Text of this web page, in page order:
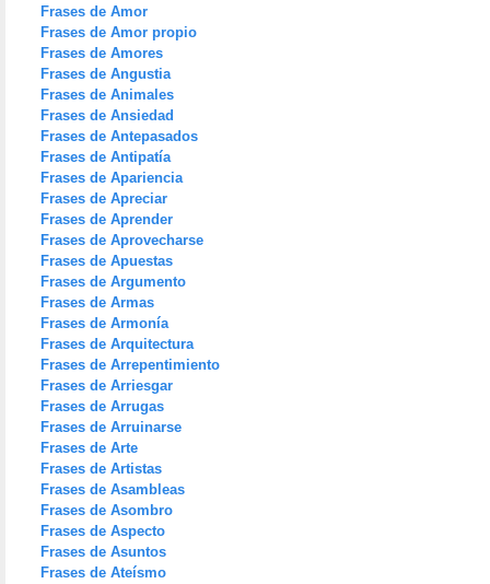
Frases de Amor
Frases de Amor propio
Frases de Amores
Frases de Angustia
Frases de Animales
Frases de Ansiedad
Frases de Antepasados
Frases de Antipatía
Frases de Apariencia
Frases de Apreciar
Frases de Aprender
Frases de Aprovecharse
Frases de Apuestas
Frases de Argumento
Frases de Armas
Frases de Armonía
Frases de Arquitectura
Frases de Arrepentimiento
Frases de Arriesgar
Frases de Arrugas
Frases de Arruinarse
Frases de Arte
Frases de Artistas
Frases de Asambleas
Frases de Asombro
Frases de Aspecto
Frases de Asuntos
Frases de Ateísmo